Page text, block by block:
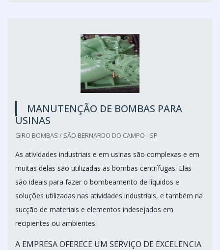
MANUTENÇÃO DE BOMBAS PARA
USINAS
GIRO BOMBAS / SÃO BERNARDO DO CAMPO - SP
As atividades industriais e em usinas são complexas e em
muitas delas são utilizadas as bombas centrífugas. Elas
são ideais para fazer o bombeamento de líquidos e
soluções utilizadas nas atividades industriais, e também na
sucção de materiais e elementos indesejados em
recipientes ou ambientes.
A EMPRESA OFERECE UM SERVIÇO DE EXCELENCIA